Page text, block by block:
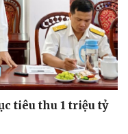
trí
sĩ
trang
Việt
tiêu thu 1 triệu tỷ